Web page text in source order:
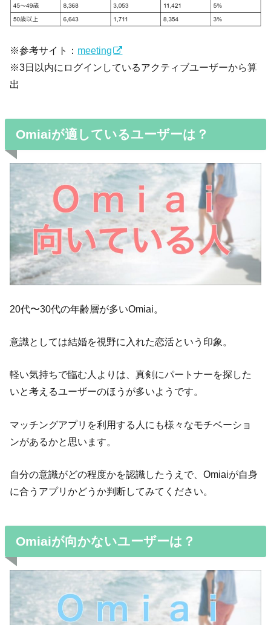
※参考サイト： meeting
※3日以内にログインしているアクティブユーザーから算
出
Omiaiが適しているユーザーは？
20代〜30代の年齢層が多いOmiai。
意識としては結婚を視野に入れた恋活という印象。
軽い気持ちで臨む人よりは、真剣にパートナーを探した
いと考えるユーザーのほうが多いようです。
マッチングアプリを利用する人にも様々なモチベーショ
ンがあるかと思います。
自分の意識がどの程度かを認識したうえで、Omiaiが自身
に合うアプリかどうか判断してみてください。
Omiaiが向かないユーザーは？